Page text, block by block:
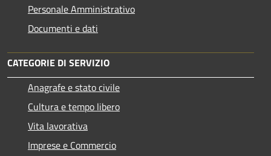
Personale Amministrativo
Documenti e dati
CATEGORIE DI SERVIZIO
Anagrafe e stato civile
Cultura e tempo libero
Vita lavorativa
Imprese e Commercio